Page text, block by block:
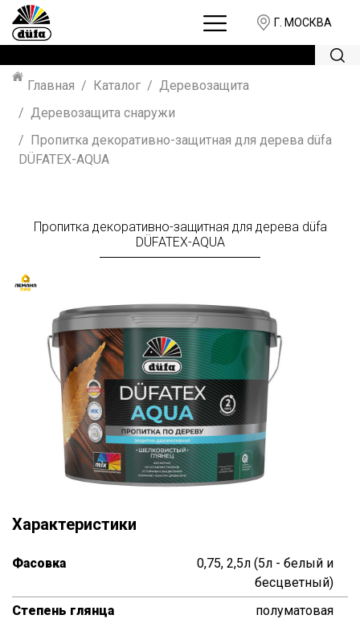
Г. МОСКВА
Главная Каталог
Деревозащита
Деревозащита снаружи
Пропитка декоративно-защитная для дерева düfa
DÜFATEX-AQUA
Пропитка декоративно-защитная для дерева düfa
DÜFATEX-AQUA
Характеристики
Фасовка
0,75, 2,5л (5л - белый и
бесцветный)
Степень глянца
полуматовая